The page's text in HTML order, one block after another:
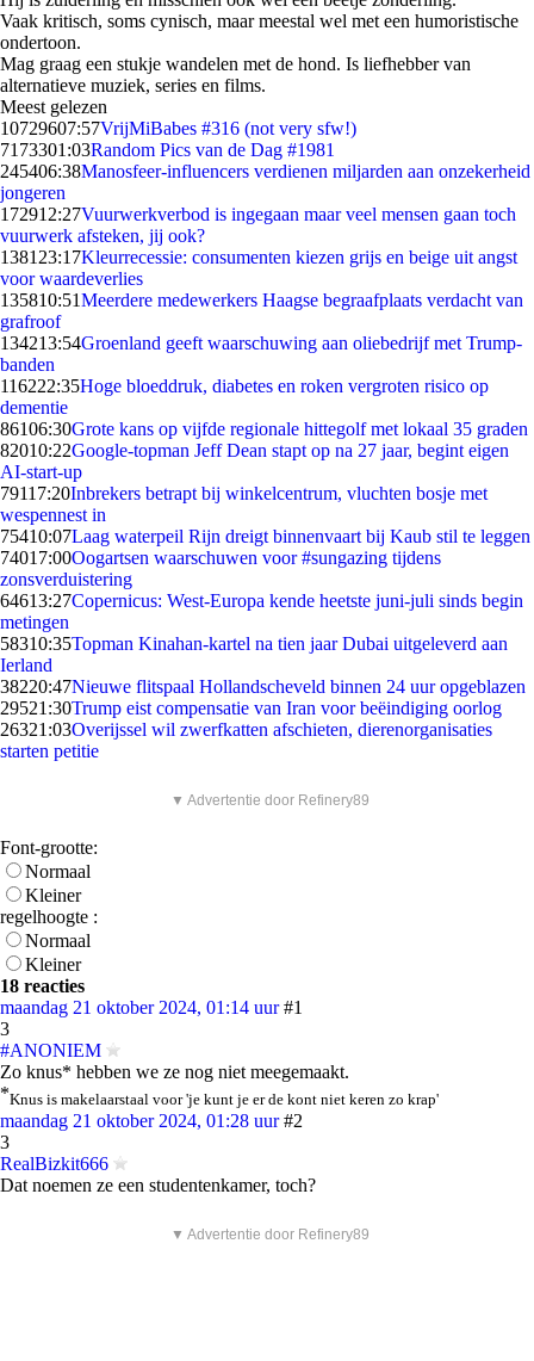
Vaak kritisch, soms cynisch, maar meestal wel met een humoristische
ondertoon.
Mag graag een stukje wandelen met de hond. Is liefhebber van
alternatieve muziek, series en films.
Meest gelezen
10729607:57VrijMiBabes #316 (not very sfw!)
7173301:03Random Pics van de Dag #1981
245406:38Manosfeer-influencers verdienen miljarden aan onzekerheid
jongeren
172912:27Vuurwerkverbod is ingegaan maar veel mensen gaan toch
vuurwerk afsteken, jij ook?
1381 23:17Kleurrecessie: consumenten kiezen grijs en beige uit angst
voor waardeverlies
135810:51Meerdere medewerkers Haagse begraafplaats verdacht van
grafroof
134213:54Groenland geeft waarschuwing aan oliebedrijf met Trump-
banden
116222:35Hoge bloeddruk, diabetes en roken vergroten risico op
dementie
86106:30Grote kans op vijfde regionale hittegolf met lokaal 35 graden
82010:22Google-topman Jeff Dean stapt op na 27 jaar, begint eigen
AI-start-up
79117:20Inbrekers betrapt bij winkelcentrum, vluchten bosje met
wespennest in
75410:07Laag waterpeil Rijn dreigt binnenvaart bij Kaub stil te leggen
74017:00Oogartsen waarschuwen voor #sungazing tijdens
zonsverduistering
64613:27Copernicus: West-Europa kende heetste juni-juli sinds begin
metingen
58310:35Topman Kinahan-kartel na tien jaar Dubai uitgeleverd aan
Ierland
38220:47Nieuwe flitspaal Hollandscheveld binnen 24 uur opgeblazen
29521:30Trump eist compensatie van Iran voor beëindiging oorlog
26321:03Overijssel wil zwerfkatten afschieten, dierenorganisaties
starten petitie
▼ Advertentie door Refinery89
Font-grootte:
Normaal
Kleiner
regelhoogte :
Normaal
Kleiner
18 reacties
maandag 21 oktober 2024, 01:14 uur #1
3
#ANONIEM
Zo knus* hebben we ze nog niet meegemaakt.
*Knus is makelaarstaal voor 'je kunt je er de kont niet keren zo krap'
maandag 21 oktober 2024, 01:28 uur #2
3
RealBizkit666
Dat noemen ze een studentenkamer, toch?
▼ Advertentie door Refinery89